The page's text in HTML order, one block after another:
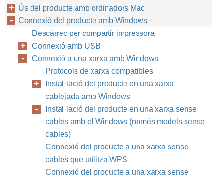
Ús del producte amb ordinadors Mac
Connexió del producte amb Windows
Descàrrec per compartir impressora
Connexió amb USB
Connexió a una xarxa amb Windows
Protocols de xarxa compatibles
Instal·lació del producte en una xarxa
cablejada amb Windows
Instal·lació del producte en una xarxa sense
cables amb el Windows (només models sense
cables)
Connexió del producte a una xarxa sense
cables que utilitza WPS
Connexió del producte a una xarxa sense